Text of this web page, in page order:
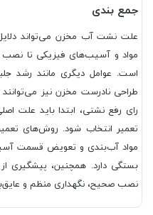
جمع بندی
علت نشت آب مخزن می‌تواند
مواد و آسیب‌های فیزیکی تا
است. عوامل دیگری مانند رشد
طراحی نادرست مخزن نیز
رای رفع نشتی، ابتدا باید
تعمیر انتخاب شود. روش‌های
مواد آب‌بندی و تعویض قسمت
بستگی دارد. همچنین، پیشگیری
نصب صحیح، نگهداری منظم و